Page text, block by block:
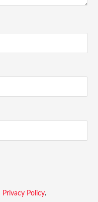
Privacy Policy.